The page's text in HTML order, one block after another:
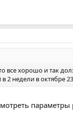
все хорошо и так
2 недели в октябре